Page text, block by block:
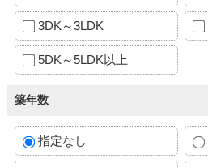
3DK～3LDK
5DK～5LDK以上
築年数
指定なし